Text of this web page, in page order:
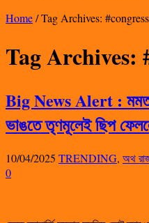
Home/Tag Archives:
Tag Archives:
Big News Alert :
ভাঙতে তৃণমূলেই ছিপ
10/04/2025 TRENDING, অথ
0